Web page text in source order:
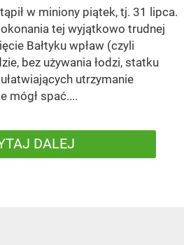
w miniony piątek, tj. 31 lipca.
tej wyjątkowo trudnej
Bałtyku wpław (czyli
bez używania łodzi, statku
utrzymanie
mógł spać....
DALEJ